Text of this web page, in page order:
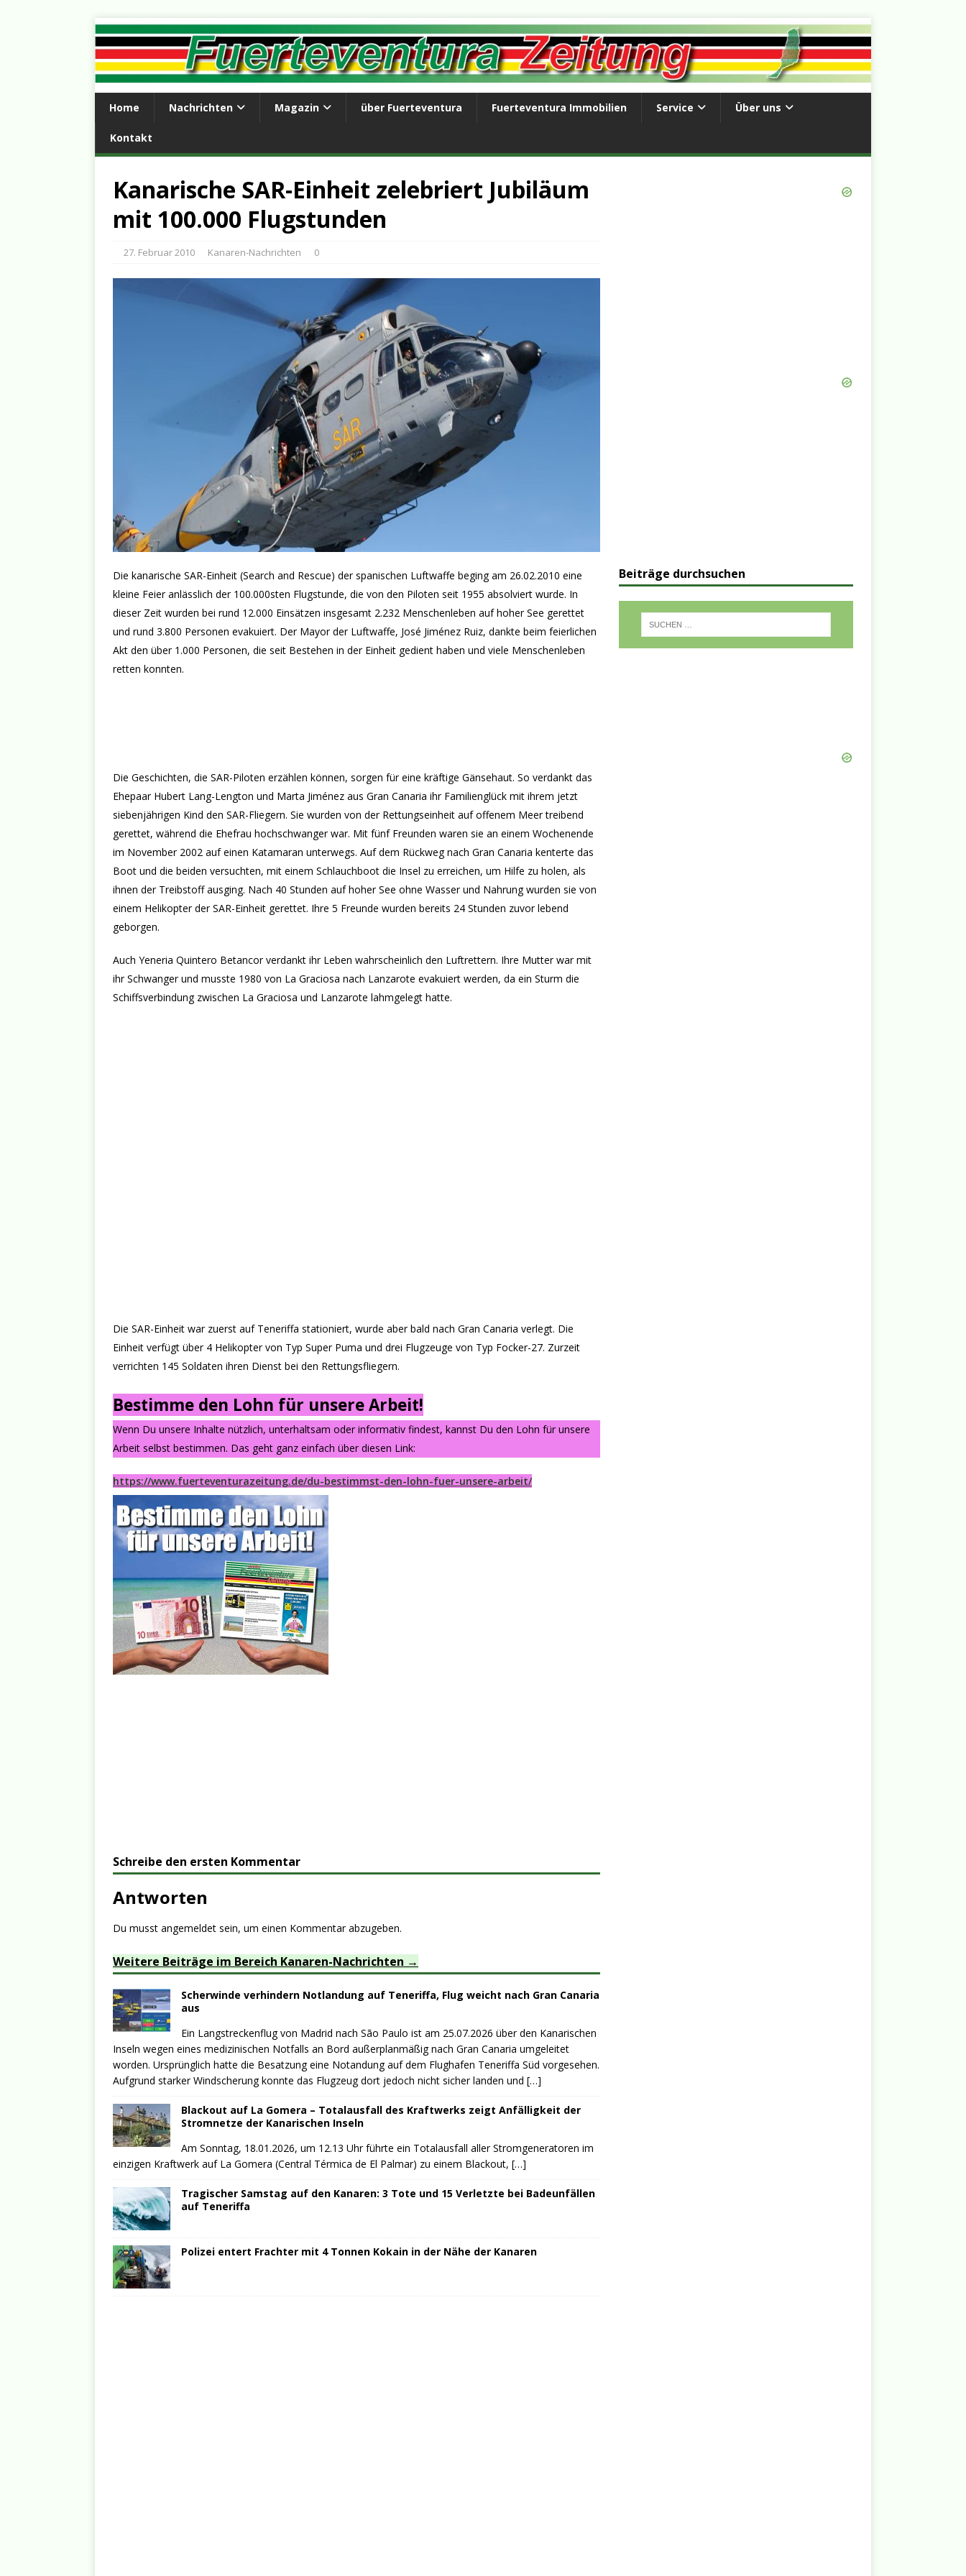
Home Nachrichten Magazin über Fuerteventura Fuerteventura Immobilien Service Über uns
Kontakt
Kanarische SAR-Einheit zelebriert Jubiläum
mit 100.000 Flugstunden
27. Februar 2010 Kanaren-Nachrichten 0
Die kanarische SAR-Einheit (Search and Rescue) der spanischen Luftwaffe beging am 26.02.2010 eine
kleine Feier anlässlich der 100.000sten Flugstunde, die von den Piloten seit 1955 absolviert wurde. In
dieser Zeit wurden bei rund 12.000 Einsätzen insgesamt 2.232 Menschenleben auf hoher See gerettet
und rund 3.800 Personen evakuiert. Der Mayor der Luftwaffe, José Jiménez Ruiz, dankte beim feierlichen
Akt den über 1.000 Personen, die seit Bestehen in der Einheit gedient haben und viele Menschenleben
retten konnten.
Die Geschichten, die SAR-Piloten erzählen können, sorgen für eine kräftige Gänsehaut. So verdankt das
Ehepaar Hubert Lang-Lengton und Marta Jiménez aus Gran Canaria ihr Familienglück mit ihrem jetzt
siebenjährigen Kind den SAR-Fliegern. Sie wurden von der Rettungseinheit auf offenem Meer treibend
gerettet, während die Ehefrau hochschwanger war. Mit fünf Freunden waren sie an einem Wochenende
im November 2002 auf einen Katamaran unterwegs. Auf dem Rückweg nach Gran Canaria kenterte das
Boot und die beiden versuchten, mit einem Schlauchboot die Insel zu erreichen, um Hilfe zu holen, als
ihnen der Treibstoff ausging. Nach 40 Stunden auf hoher See ohne Wasser und Nahrung wurden sie von
einem Helikopter der SAR-Einheit gerettet. Ihre 5 Freunde wurden bereits 24 Stunden zuvor lebend
geborgen.
Auch Yeneria Quintero Betancor verdankt ihr Leben wahrscheinlich den Luftrettern. Ihre Mutter war mit
ihr Schwanger und musste 1980 von La Graciosa nach Lanzarote evakuiert werden, da ein Sturm die
Schiffsverbindung zwischen La Graciosa und Lanzarote lahmgelegt hatte.
Die SAR-Einheit war zuerst auf Teneriffa stationiert, wurde aber bald nach Gran Canaria verlegt. Die
Einheit verfügt über 4 Helikopter von Typ Super Puma und drei Flugzeuge von Typ Focker-27. Zurzeit
verrichten 145 Soldaten ihren Dienst bei den Rettungsfliegern.
Bestimme den Lohn für unsere Arbeit!
Wenn Du unsere Inhalte nützlich, unterhaltsam oder informativ findest, kannst Du den Lohn für unsere
Arbeit selbst bestimmen. Das geht ganz einfach über diesen Link:
https://www.fuerteventurazeitung.de/du-bestimmst-den-lohn-fuer-unsere-arbeit/
Schreibe den ersten Kommentar
Antworten
Du musst angemeldet sein, um einen Kommentar abzugeben.
Weitere Beiträge im Bereich Kanaren-Nachrichten
Scherwinde verhindern Notlandung auf Teneriffa, Flug weicht nach Gran Canaria
aus
Ein Langstreckenflug von Madrid nach São Paulo ist am 25.07.2026 über den Kanarischen
Inseln wegen eines medizinischen Notfalls an Bord außerplanmäßig nach Gran Canaria umgeleitet
worden. Ursprünglich hatte die Besatzung eine Notandung auf dem Flughafen Teneriffa Süd vorgesehen.
Aufgrund starker Windscherung konnte das Flugzeug dort jedoch nicht sicher landen und […]
Blackout auf La Gomera – Totalausfall des Kraftwerks zeigt Anfälligkeit der
Stromnetze der Kanarischen Inseln
Am Sonntag, 18.01.2026, um 12.13 Uhr führte ein Totalausfall aller Stromgeneratoren im
einzigen Kraftwerk auf La Gomera (Central Térmica de El Palmar) zu einem Blackout, […]
Tragischer Samstag auf den Kanaren: 3 Tote und 15 Verletzte bei Badeunfällen
auf Teneriffa
Polizei entert Frachter mit 4 Tonnen Kokain in der Nähe der Kanaren
Beiträge durchsuchen